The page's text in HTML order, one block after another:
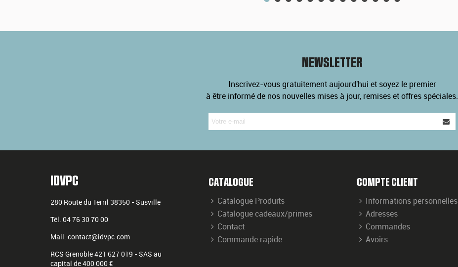
NEWSLETTER
Inscrivez-vous gratuitement aujourd'hui et soyez le premier
à être informé de nos nouvelles mises à jour, remises et offres spéciales.
IDVPC
280 Route du Terril 38350 -Susville
Tél. 04 76 30 70 00
Mail. contact@idvpc.com
RCS Grenoble 421 627 019 - SAS au
capital de 400 000 €
CATALOGUE
Catalogue Produits
Catalogue cadeaux/primes
Contact
Commande rapide
COMPTE CLIENT
Informations personnelles
Adresses
Commandes
Avoirs